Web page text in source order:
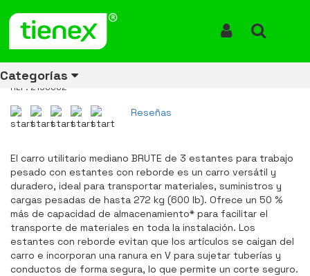
Categorías
Carro Utilitario Para Uso Pesado Capacidad 600 lbs 2196862
Carro Utilitario Para Uso Pesado
Capacidad 600 lbs 2196862
REF: 2196862
Reseñas
El carro utilitario mediano BRUTE de 3 estantes para trabajo
pesado con estantes con reborde es un carro versátil y
duradero, ideal para transportar materiales, suministros y
cargas pesadas de hasta 272 kg (600 lb). Ofrece un 50 %
más de capacidad de almacenamiento* para facilitar el
transporte de materiales en toda la instalación. Los
estantes con reborde evitan que los artículos se caigan del
carro e incorporan una ranura en V para sujetar tuberías y
conductos de forma segura, lo que permite un corte seguro.
los
productos
los
productos
CANECAS
DE
RECICLAJE
los
productos
RUBBERMAID
los
productos
DE
LIMPIEZA
los
productos
MANEJO
DE
MATERIALES
los
productos
LIBRE
los
productos
ACCESORIOS
PARA